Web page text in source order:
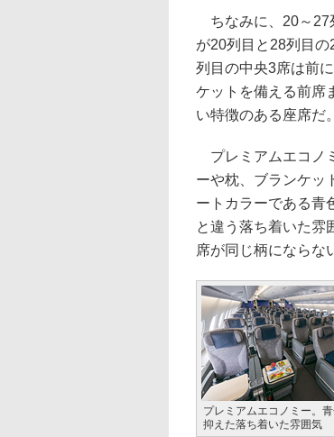
ちなみに、20～27
が20列目と28列目
列目の中央3席は前
ケットを備える前席
い特徴のある座席だ。
プレミアムエコノ
ーや枕、ブランケッ
ートカラーである青
と違う落ち着いた雰
席が同じ柄にならな
プレミアムエコノミー。
抑えた落ち着いた雰囲気